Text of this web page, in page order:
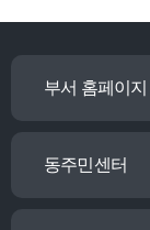
부서 홈페이지
동주민센터